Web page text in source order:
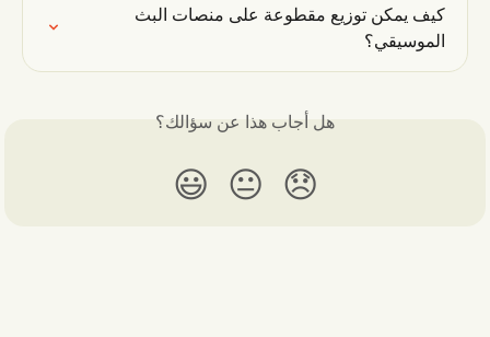
كيف يمكن توزيع مقطوعة على منصات البث
الموسيقي؟
هل أجاب هذا عن سؤالك؟
😞
😐
😃